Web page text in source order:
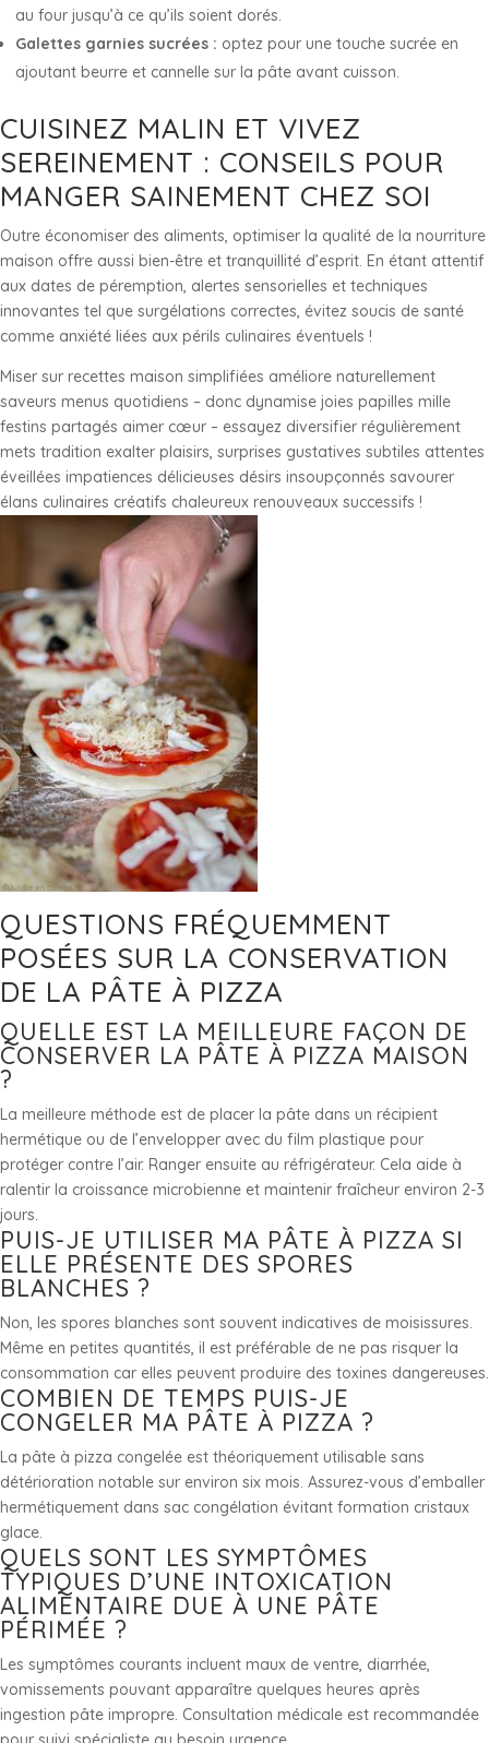
au four jusqu’à ce qu’ils soient dorés.
Galettes garnies sucrées : optez pour une touche sucrée en
ajoutant beurre et cannelle sur la pâte avant cuisson.
CUISINEZ MALIN ET VIVEZ
SEREINEMENT : CONSEILS POUR
MANGER SAINEMENT CHEZ SOI
Outre économiser des aliments, optimiser la qualité de la nourriture
maison offre aussi bien-être et tranquillité d’esprit. En étant attentif
aux dates de péremption, alertes sensorielles et techniques
innovantes tel que surgélations correctes, évitez soucis de santé
comme anxiété liées aux périls culinaires éventuels !
Miser sur recettes maison simplifiées améliore naturellement
saveurs menus quotidiens – donc dynamise joies papilles mille
festins partagés aimer cœur – essayez diversifier régulièrement
mets tradition exalter plaisirs, surprises gustatives subtiles attentes
éveillées impatiences délicieuses désirs insoupçonnés savourer
élans culinaires créatifs chaleureux renouveaux successifs !
QUESTIONS FRÉQUEMMENT
POSÉES SUR LA CONSERVATION
DE LA PÂTE À PIZZA
QUELLE EST LA MEILLEURE FAÇON DE
CONSERVER LA PÂTE À PIZZA MAISON
?
La meilleure méthode est de placer la pâte dans un récipient
hermétique ou de l’envelopper avec du film plastique pour
protéger contre l’air. Ranger ensuite au réfrigérateur. Cela aide à
ralentir la croissance microbienne et maintenir fraîcheur environ 2-3
jours.
PUIS-JE UTILISER MA PÂTE À PIZZA SI
ELLE PRÉSENTE DES SPORES
BLANCHES ?
Non, les spores blanches sont souvent indicatives de moisissures.
Même en petites quantités, il est préférable de ne pas risquer la
consommation car elles peuvent produire des toxines dangereuses.
COMBIEN DE TEMPS PUIS-JE
CONGELER MA PÂTE À PIZZA ?
La pâte à pizza congelée est théoriquement utilisable sans
détérioration notable sur environ six mois. Assurez-vous d’emballer
hermétiquement dans sac congélation évitant formation cristaux
glace.
QUELS SONT LES SYMPTÔMES
TYPIQUES D’UNE INTOXICATION
ALIMENTAIRE DUE À UNE PÂTE
PÉRIMÉE ?
Les symptômes courants incluent maux de ventre, diarrhée,
vomissements pouvant apparaître quelques heures après
ingestion pâte impropre. Consultation médicale est recommandée